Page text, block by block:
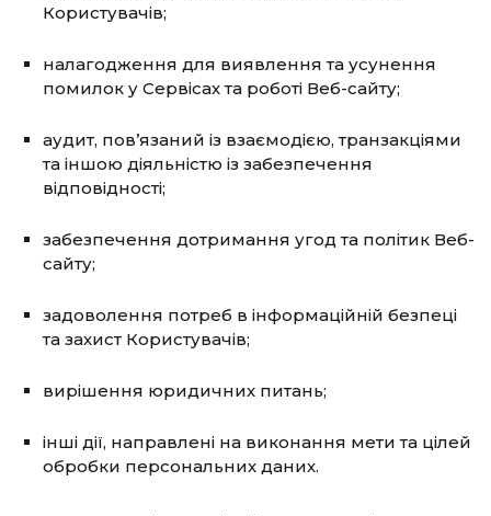
Користувачів;
налагодження для виявлення та усунення
помилок у Сервісах та роботі Веб-сайту;
аудит, пов’язаний із взаємодією, транзакціями
та іншою діяльністю із забезпечення
відповідності;
забезпечення дотримання угод та політик Веб-
сайту;
задоволення потреб в інформаційній безпеці
та захист Користувачів;
вирішення юридичних питань;
інші дії, направлені на виконання мети та цілей
обробки персональних даних.